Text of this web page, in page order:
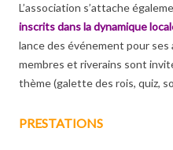
L’association s’attache
inscrits dans la dynamique
lance des événement pour
membres et riverains sont
thème (galette des rois, quiz,
PRESTATIONS